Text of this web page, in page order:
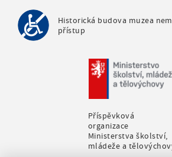
Historická budova muzea
přístup
Příspěvková
organizace
Ministerstva školství,
mládeže a